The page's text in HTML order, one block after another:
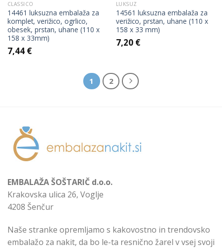
CLASSICO
14461 luksuzna embalaža za
komplet, verižico, ogrlico,
obesek, prstan, uhane (110 x
158 x 33mm)
7,44 €
LUKSUZ
14561 luksuzna embalaža za
verižico, prstan, uhane (110 x
158 x 33 mm)
7,20 €
1 2
EMBALAŽA ŠOŠTARIČ d.o.o.
Krakovska ulica 26, Voglje
4208 Šenčur
Naše stranke opremljamo s kakovostno in trendovsko
embalažo za nakit, da bo le-ta resnično žarel v vsej svoji